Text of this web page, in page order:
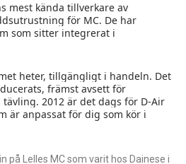
mest kända tillverkare av
för MC. De har
som sitter integrerat i
heter, tillgängligt i handeln. Det
främst avsett för
2012 är det dags för D-Air
är anpassat för dig som kör i
på Lelles MC som varit hos Dainese i